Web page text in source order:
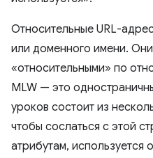
Относительные URL-
или доменного имени.
«относительными» по
MLW — это
уроков состоит из
чтобы сослаться с этой
атрибутам, используется